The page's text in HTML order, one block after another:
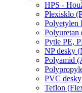
HPS -
Plexisklo
Polyetylen
Polyuretan
Pytle PE,
NP desky
Polyamid
PVC
Teflon